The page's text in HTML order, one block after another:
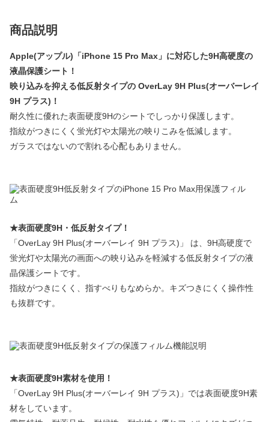
商品説明
Apple(アップル)「iPhone 15 Pro Max」に対応した9H高硬度の
液晶保護シート！
映り込みを抑える低反射タイプの OverLay 9H Plus(オーバーレイ
9H プラス)！
耐久性に優れた表面硬度9Hのシートでしっかり保護します。
指紋がつきにくく蛍光灯や太陽光の映りこみを低減します。
ガラスではないので割れる心配もありません。
★表面硬度9H・低反射タイプ！
「OverLay 9H Plus(オーバーレイ 9H プラス)」 は、9H高硬度で
蛍光灯や太陽光の画面への映り込みを軽減する低反射タイプの液
晶保護シートです。
指紋がつきにくく、指すべりもなめらか。キズつきにくく操作性
も抜群です。
★表面硬度9H素材を使用！
「OverLay 9H Plus(オーバーレイ 9H プラス)」では表面硬度9H素
材をしています。